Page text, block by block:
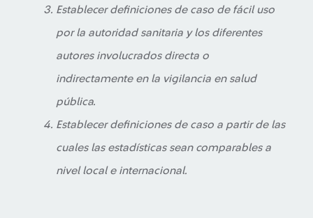
Establecer definiciones de caso de fácil uso
por la autoridad sanitaria y los diferentes
autores involucrados directa o
indirectamente en la vigilancia en salud
pública.
Establecer definiciones de caso a partir de las
cuales las estadísticas sean comparables a
nivel local e internacional.